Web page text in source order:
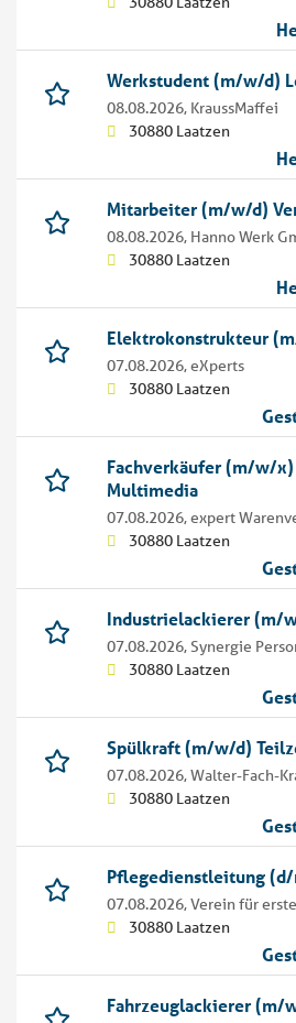
Werkstudent (m/w/d)
08.08.2026, KraussMaffei
30880 Laatzen
Mitarbeiter (m/w/d)
08.08.2026, Hanno Werk
30880 Laatzen
Elektrokonstrukteur
07.08.2026,eXperts
30880 Laatzen
Fachverkäufer (m/w/
Multimedia
07.08.2026,expert
30880 Laatzen
Industrielackierer (m/
07.08.2026,Synergie
30880 Laatzen
Spülkraft (m/w/d)
07.08.2026,Walter-Fach-
30880 Laatzen
Pflegedienstleitung
07.08.2026,Verein für
30880 Laatzen
Fahrzeuglackierer (m/